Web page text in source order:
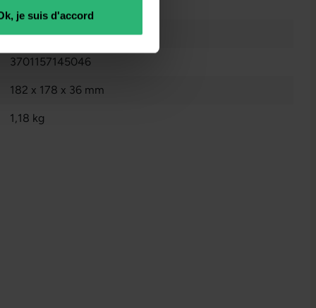
je suis d'accord
Sans
3701157145046
182 x 178 x 36 mm
1,18 kg